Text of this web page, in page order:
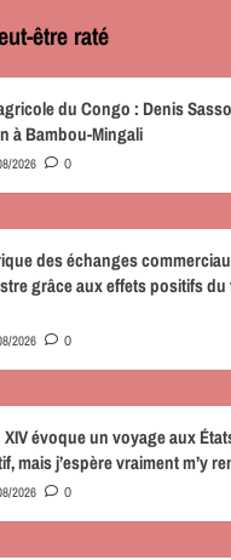
être raté
du Congo : Denis
à Bambou-Mingali
2026 0
des échanges
grâce aux effets positifs
2026 0
évoque un voyage aux
mais j’espère vraiment m’y
2026 0